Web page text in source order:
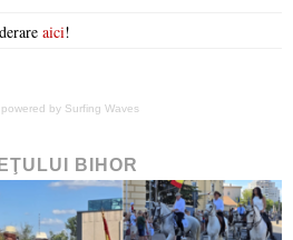
aici!
powered by Surfing Waves
BIHOR